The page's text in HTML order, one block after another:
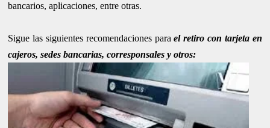
bancarios, aplicaciones, entre otras.
Sigue las siguientes recomendaciones parael retiro con tarjeta en
cajeros, sedes bancarias, corresponsales y otros: